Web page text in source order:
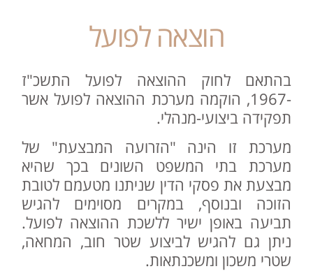
הוצאה לפועל
בהתאם לחוק ההוצאה לפועל התשכ"ז
-1967, הוקמה מערכת ההוצאה לפועל אשר
תפקידה ביצועי-מנהלי.
מערכת זו הינה "הזרועה המבצעת" של
מערכת בתי המשפט השונים בכך שהיא
מבצעת את פסקי הדין שניתנו מטעמם לטובת
הזוכה ובנוסף, במקרים מסוימים להגיש
תביעה באופן ישיר ללשכת ההוצאה לפועל.
ניתן גם להגיש לביצוע שטר חוב, המחאה,
שטרי משכון ומשכנתאות.